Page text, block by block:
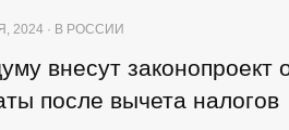
2024 · В РОССИИ
внесут законопроект
после вычета налогов